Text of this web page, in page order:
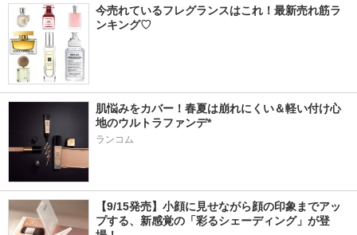
今売れているフレグランスはこれ！最新売れ筋ラ
ンキング♡
肌悩みをカバー！春夏は崩れにくい＆軽い付け心
地のウルトラファンデ*
ランコム
【9/15発売】小顔に見せながら顔の印象までアッ
プする、新感覚の「彩るシェーディング」が登